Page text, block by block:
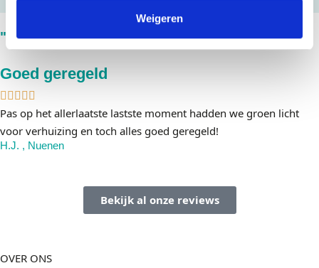
Weigeren
"Ze doen het!"
Goed geregeld
Pas op het allerlaatste lastste moment hadden we groen licht
voor verhuizing en toch alles goed geregeld!
H.J. , Nuenen
Bekijk al onze reviews
OVER ONS